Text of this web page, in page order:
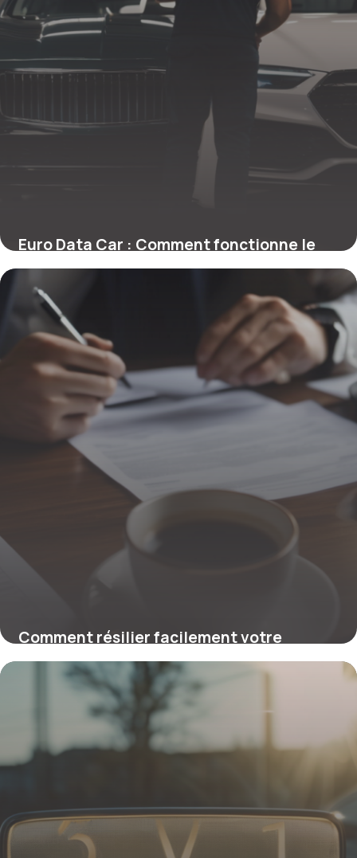
Euro Data Car : Comment fonctionne le
marquage antivol reconnu par les
assurances
26 janvier 2026
Comment résilier facilement votre
contrat d’assurance auto sur synergie-
22 janvier 2026